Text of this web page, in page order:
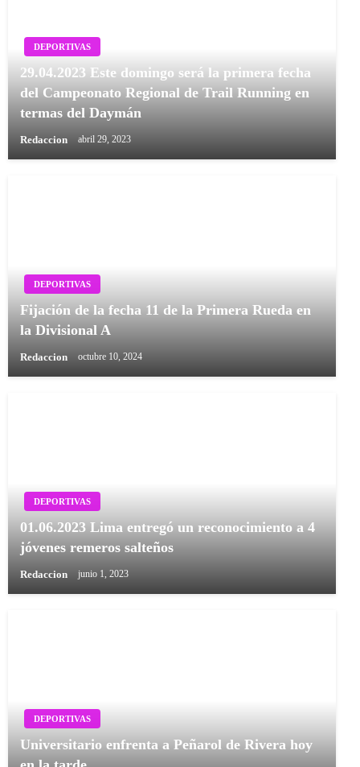
DEPORTIVAS
29.04.2023 Este domingo será la primera fecha
del Campeonato Regional de Trail Running en
termas del Daymán
Redaccion abril 29, 2023
DEPORTIVAS
Fijación de la fecha 11 de la Primera Rueda en
la Divisional A
Redaccion octubre 10, 2024
DEPORTIVAS
01.06.2023 Lima entregó un reconocimiento a 4
jóvenes remeros salteños
Redaccion junio 1, 2023
DEPORTIVAS
Universitario enfrenta a Peñarol de Rivera hoy